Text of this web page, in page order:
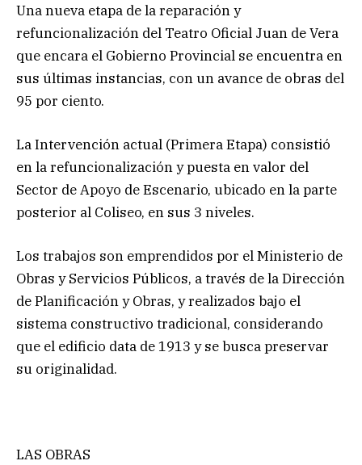
Una nueva etapa de la reparación y
refuncionalización del Teatro Oficial Juan de Vera
que encara el Gobierno Provincial se encuentra en
sus últimas instancias, con un avance de obras del
95 por ciento.
La Intervención actual (Primera Etapa) consistió
en la refuncionalización y puesta en valor del
Sector de Apoyo de Escenario, ubicado en la parte
posterior al Coliseo, en sus 3 niveles.
Los trabajos son emprendidos por el Ministerio de
Obras y Servicios Públicos, a través de la Dirección
de Planificación y Obras, y realizados bajo el
sistema constructivo tradicional, considerando
que el edificio data de 1913 y se busca preservar
su originalidad.
LAS OBRAS